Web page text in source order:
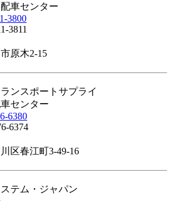
車センター
3800
3811
原木2-15
ンスポートサプライ
センター
6380
6374
区春江町3-49-16
テム・ジャパン